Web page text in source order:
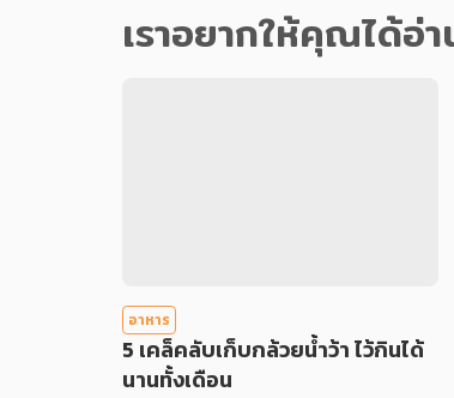
เราอยากให้คุณได้อ่
อาหาร
5 เคล็คลับเก็บกล้วยน้ำว้า ไว้กินได้
นานทั้งเดือน